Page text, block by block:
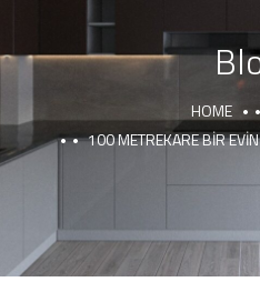
HOME
100 METREKARE BIR